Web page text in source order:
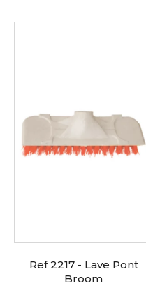
Ref 2217 - Lave Pont
Broom